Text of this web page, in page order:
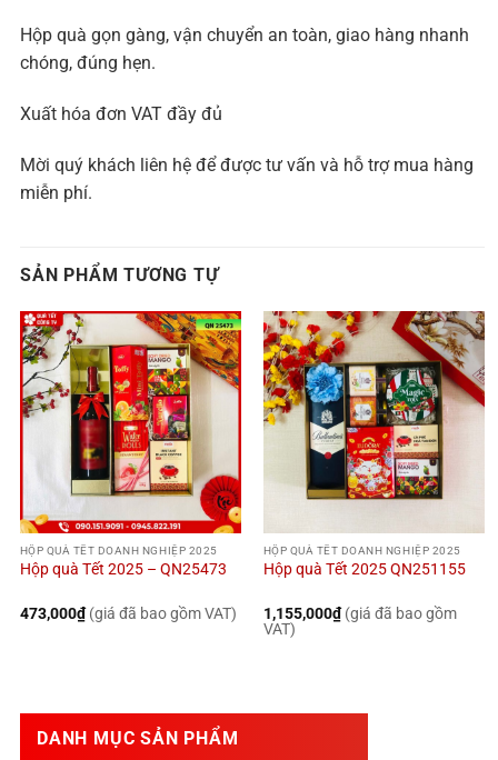
Hộp quà gọn gàng, vận chuyển an toàn, giao hàng nhanh
chóng, đúng hẹn.
Xuất hóa đơn VAT đầy đủ
Mời quý khách liên hệ để được tư vấn và hỗ trợ mua hàng
miễn phí.
SẢN PHẨM TƯƠNG TỰ
HỘP QUÀ TẾT DOANH NGHIỆP 2025
Hộp quà Tết 2025 – QN25473
473,000₫ (giá đã bao gồm VAT)
HỘP QUÀ TẾT DOANH NGHIỆP 2025
Hộp quà Tết 2025 QN251155
1,155,000₫ (giá đã bao gồm
VAT)
DANH MỤC SẢN PHẨM